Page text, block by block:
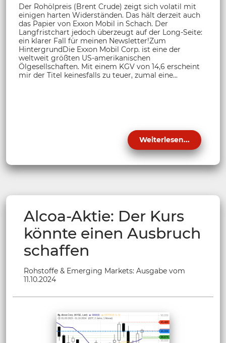
Der Rohölpreis (Brent Crude) zeigt sich volatil mit
einigen harten Widerständen. Das hält derzeit auch
das Papier von Exxon Mobil in Schach. Der
Langfristchart jedoch überzeugt auf der Long-Seite:
ein klarer Fall für meinen Newsletter!Zum
HintergrundDie Exxon Mobil Corp. ist eine der
weltweit größten US-amerikanischen
Ölgesellschaften. Mit einem KGV von 14,6 erscheint
mir der Titel keinesfalls zu teuer, zumal eine...
Weiterlesen...
Alcoa-Aktie: Der Kurs
könnte einen Ausbruch
schaffen
Rohstoffe & Emerging Markets: Ausgabe vom
11.10.2024